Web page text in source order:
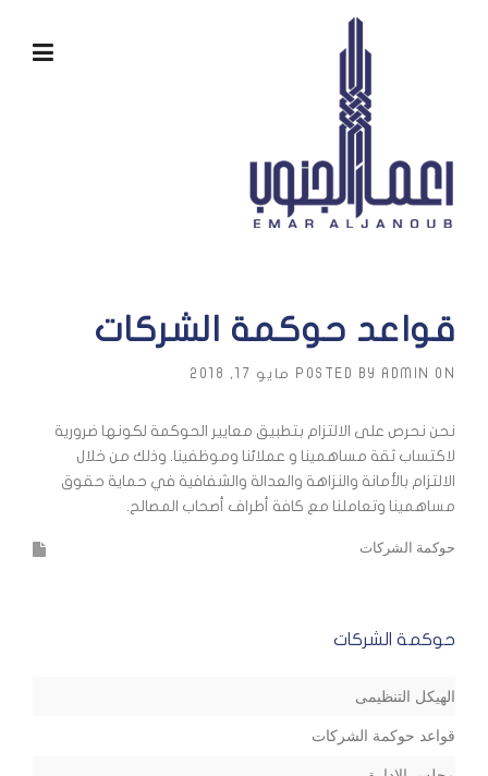
قواعد حوكمة الشركات
POSTED BY ADMIN ON مايو 17, 2018
نحن نحرص على الالتزام بتطبيق معايير الحوكمة لكونها ضرورية
لاكتساب ثقة مساهمينا و عملائنا وموظفينا. وذلك من خلال
الالتزام بالأمانة والنزاهة والعدالة والشفافية في حماية حقوق
مساهمينا وتعاملنا مع كافة أطراف أصحاب المصالح.
حوكمة الشركات
حوكمة الشركات
الهيكل التنظيمى
قواعد حوكمة الشركات